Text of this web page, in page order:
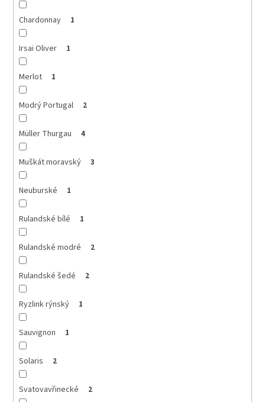
Chardonnay 1
Irsai Oliver 1
Merlot 1
Modrý Portugal 2
Müller Thurgau 4
Muškát moravský 3
Neuburské 1
Rulandské bílé 1
Rulandské modré 2
Rulandské šedé 2
Ryzlink rýnský 1
Sauvignon 1
Solaris 2
Svatovavřinecké 2